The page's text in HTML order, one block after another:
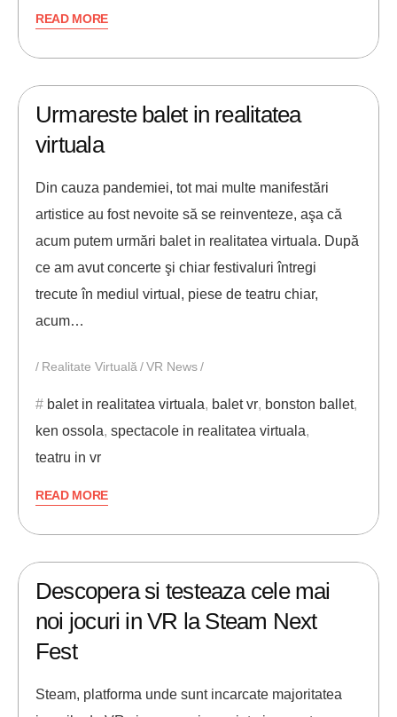
READ MORE
Urmareste balet in realitatea
virtuala
Din cauza pandemiei, tot mai multe manifestări
artistice au fost nevoite să se reinventeze, aşa că
acum putem urmări balet in realitatea virtuala. După
ce am avut concerte şi chiar festivaluri întregi
trecute în mediul virtual, piese de teatru chiar,
acum…
Realitate Virtuală VR News
balet in realitatea virtuala, balet vr, bonston ballet,
ken ossola, spectacole in realitatea virtuala,
teatru in vr
READ MORE
Descopera si testeaza cele mai
noi jocuri in VR la Steam Next
Fest
Steam, platforma unde sunt incarcate majoritatea